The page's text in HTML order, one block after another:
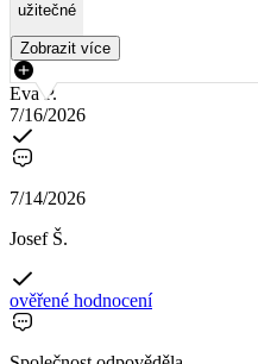
užitečné
Zobrazit více
Eva P.
7/16/2026
7/14/2026
Josef Š.
ověřené hodnocení